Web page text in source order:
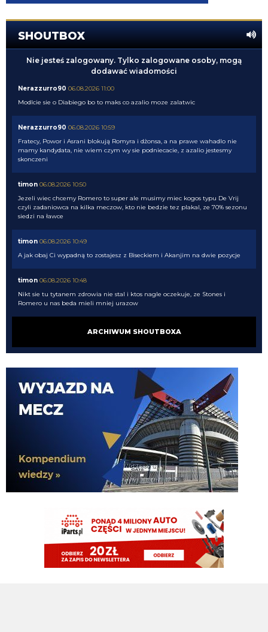
SHOUTBOX
Nie jesteś zalogowany. Tylko zalogowane osoby, mogą
dodawać wiadomości
Nerazzurro90 06.08.2026 11:00
Modlcie sie o Diabiego bo to maks co azalio moze zalatwic
Nerazzurro90 06.08.2026 10:59
Fratecy, Powor i Asrani blokują Romyra i dżonsa, a na prawe wahadlo nie
mamy kandydata, nie wiem czym wy sie podniecacie, z azalio jestesmy
skonczeni
timon 06.08.2026 10:50
Jezeli wiec chcemy Romero to super ale musimy miec kogos typu De Vrij
czyli zadaniowca na kilka meczow, kto nie bedzie tez plakal, ze 70% sezonu
siedzi na ławce
timon 06.08.2026 10:49
A jak obaj Ci wypadną to zostajesz z Biseckiem i Akanjim na dwie pozycje
timon 06.08.2026 10:48
Nikt sie tu tytanem zdrowia nie stal i ktos nagle oczekuje, ze Stones i
Romero u nas beda mieli mniej urazow
timon 06.08.2026 10:47
Myslisz, ze gdzie indziej nie wiedzą? Liczba kontuzji u pilkarzy nie maleje
gdy do nas przychodza, po prostu nie sciagamy szklanek
martins2000
Wygląda na to, że Barcelona wyprzedziła Real Madryt w staraniach o transfer
Rodriego. [@alex_crook & @JacobsBen]
Cny 06.08.2026 09:35
wątpię by wahadłowy był uzależniony od transferu Romero
skoro chcą Romero, wahadłowego i jonesa, warunkami ich przyjścia są
najpewniej odejścia pavarda czy Fratta to znaczy że finansowo im się spina
06.08.2026 09:33
już LH grał na prawym wahadle na tej zasadzie.
ARCHIWUM SHOUTBOXA